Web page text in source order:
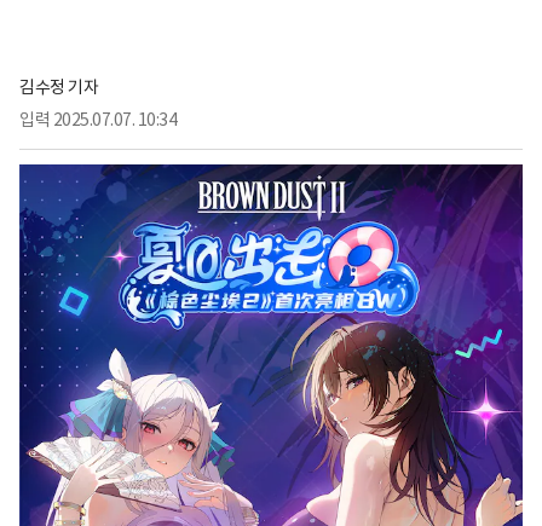
김수정 기자
입력 2025.07.07. 10:34